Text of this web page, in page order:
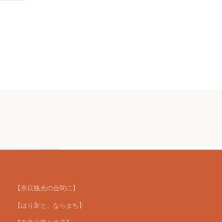
【奈良観光の合間に】
【はり新と、ならまち】